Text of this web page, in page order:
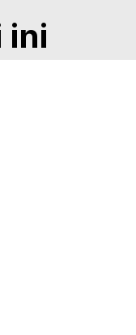
ini